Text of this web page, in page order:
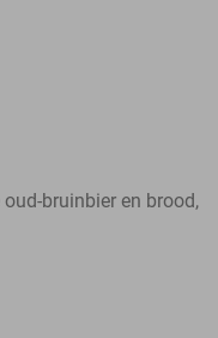
bruinbier en brood,